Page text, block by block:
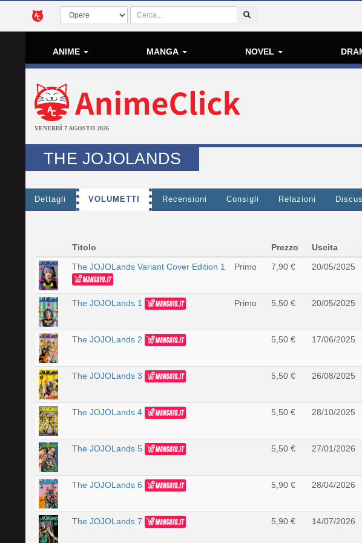
ANIME MANGA NOVEL
VENERDÌ 7 AGOSTO 2026
THE JOJOLANDS
Dettagli VOLUMETTI Recensioni Consigli Relazioni
Titolo Prezzo Uscita
The JOJOLands Variant Cover Edition 1
Primo 7,90 € 20/05/2025
The JOJOLands 1 Primo 5,50 € 20/05/2025
The JOJOLands 2 5,50 € 17/06/2025
The JOJOLands 3 5,50 € 26/08/2025
The JOJOLands 4 5,50 € 28/10/2025
The JOJOLands 5 5,50 € 27/01/2026
The JOJOLands 6 5,90 € 28/04/2026
The JOJOLands 7 5,90 € 14/07/2026